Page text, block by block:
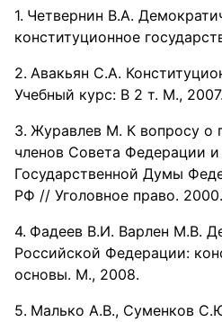
Четвернин В.А.
конституционное
Авакьян С.А.
Учебный курс: В 2 т. М.,
Журавлев М. К вопросу о
членов Совета Федерации и
Государственной Думы
РФ // Уголовное право.
Фадеев В.И. Варлен М.В.
Российской Федерации:
основы. М., 2008.
Малько А.В., Суменков